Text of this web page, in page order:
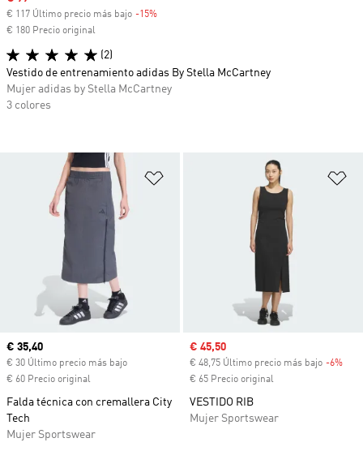
Añadir a la lista de deseos
Precio actual
€ 35,40
€ 30 Último precio más bajo
€ 60 Precio original
Falda técnica con cremallera City
Tech
Mujer Sportswear
Precio de venta
€ 45,50
€ 48,75 Último precio más bajo -6%
€ 65 Precio original
VESTIDO RIB
Mujer Sportswear
€ 117 Último precio más bajo -15%
€ 180 Precio original
(2)
Vestido de entrenamiento adidas By Stella McCartney
Mujer adidas by Stella McCartney
3 colores